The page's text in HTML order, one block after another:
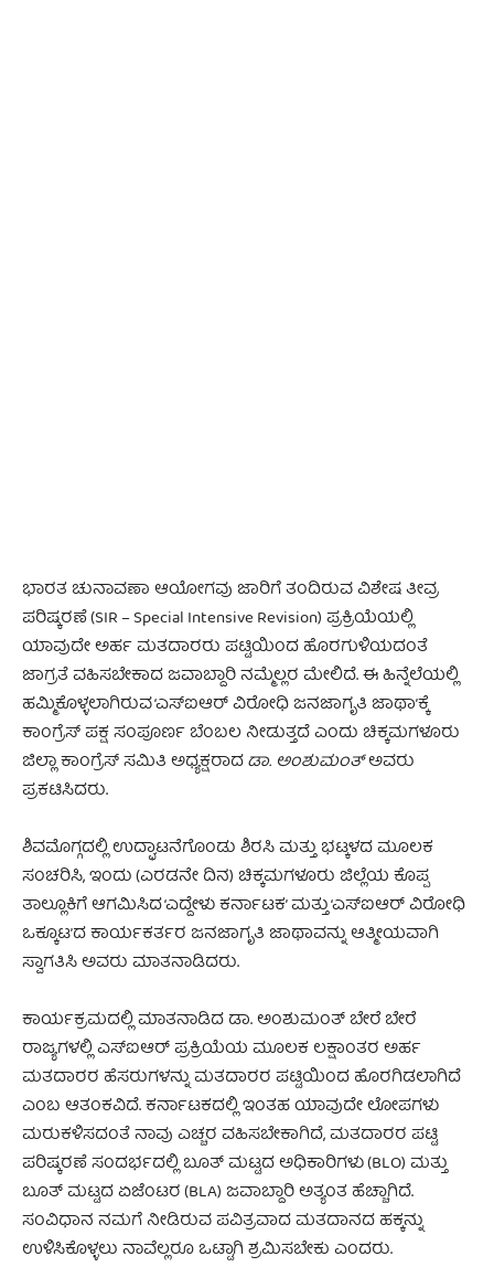
ಭಾರತ ಚುನಾವಣಾ ಆಯೋಗವು ಜಾರಿಗೆ ತಂದಿರುವ ವಿಶೇಷ ತೀವ್ರ
ಪರಿಷ್ಕರಣೆ (SIR – Special Intensive Revision) ಪ್ರಕ್ರಿಯೆಯಲ್ಲಿ
ಯಾವುದೇ ಅರ್ಹ ಮತದಾರರು ಪಟ್ಟಿಯಿಂದ ಹೊರಗುಳಿಯದಂತೆ
ಜಾಗ್ರತೆ ವಹಿಸಬೇಕಾದ ಜವಾಬ್ದಾರಿ ನಮ್ಮೆಲ್ಲರ ಮೇಲಿದೆ. ಈ ಹಿನ್ನೆಲೆಯಲ್ಲಿ
ಹಮ್ಮಿಕೊಳ್ಳಲಾಗಿರುವ ‘ಎಸ್‌ಐಆರ್ ವಿರೋಧಿ ಜನಜಾಗೃತಿ ಜಾಥಾ’ಕ್ಕೆ
ಕಾಂಗ್ರೆಸ್ ಪಕ್ಷ ಸಂಪೂರ್ಣ ಬೆಂಬಲ ನೀಡುತ್ತದೆ ಎಂದು ಚಿಕ್ಕಮಗಳೂರು
ಜಿಲ್ಲಾ ಕಾಂಗ್ರೆಸ್ ಸಮಿತಿ ಅಧ್ಯಕ್ಷರಾದಡಾ. ಅಂಶುಮಂತ್ಅವರು
ಪ್ರಕಟಿಸಿದರು.
ಶಿವಮೊಗ್ಗದಲ್ಲಿ ಉದ್ಘಾಟನೆಗೊಂಡು ಶಿರಸಿ ಮತ್ತು ಭಟ್ಕಳದ ಮೂಲಕ
ಸಂಚರಿಸಿ, ಇಂದು (ಎರಡನೇ ದಿನ) ಚಿಕ್ಕಮಗಳೂರು ಜಿಲ್ಲೆಯ ಕೊಪ್ಪ
ತಾಲ್ಲೂಕಿಗೆ ಆಗಮಿಸಿದ ‘ಎದ್ದೇಳು ಕರ್ನಾಟಕ’ ಮತ್ತು ‘ಎಸ್‌ಐಆರ್ ವಿರೋಧಿ
ಒಕ್ಕೂಟ’ದ ಕಾರ್ಯಕರ್ತರ ಜನಜಾಗೃತಿ ಜಾಥಾವನ್ನು ಆತ್ಮೀಯವಾಗಿ
ಸ್ವಾಗತಿಸಿ ಅವರು ಮಾತನಾಡಿದರು.
ಕಾರ್ಯಕ್ರಮದಲ್ಲಿ ಮಾತನಾಡಿದ ಡಾ. ಅಂಶುಮಂತ್ ಬೇರೆ ಬೇರೆ
ರಾಜ್ಯಗಳಲ್ಲಿ ಎಸ್‌ಐಆರ್ ಪ್ರಕ್ರಿಯೆಯ ಮೂಲಕ ಲಕ್ಷಾಂತರ ಅರ್ಹ
ಮತದಾರರ ಹೆಸರುಗಳನ್ನು ಮತದಾರರ ಪಟ್ಟಿಯಿಂದ ಹೊರಗಿಡಲಾಗಿದೆ
ಎಂಬ ಆತಂಕವಿದೆ. ಕರ್ನಾಟಕದಲ್ಲಿ ಇಂತಹ ಯಾವುದೇ ಲೋಪಗಳು
ಮರುಕಳಿಸದಂತೆ ನಾವು ಎಚ್ಚರ ವಹಿಸಬೇಕಾಗಿದೆ, ಮತದಾರರ ಪಟ್ಟಿ
ಪರಿಷ್ಕರಣೆ ಸಂದರ್ಭದಲ್ಲಿ ಬೂತ್ ಮಟ್ಟದ ಅಧಿಕಾರಿಗಳು (BLO) ಮತ್ತು
ಬೂತ್ ಮಟ್ಟದ ಏಜೆಂಟರ (BLA) ಜವಾಬ್ದಾರಿ ಅತ್ಯಂತ ಹೆಚ್ಚಾಗಿದೆ.
ಸಂವಿಧಾನ ನಮಗೆ ನೀಡಿರುವ ಪವಿತ್ರವಾದ ಮತದಾನದ ಹಕ್ಕನ್ನು
ಉಳಿಸಿಕೊಳ್ಳಲು ನಾವೆಲ್ಲರೂ ಒಟ್ಟಾಗಿ ಶ್ರಮಿಸಬೇಕು ಎಂದರು.